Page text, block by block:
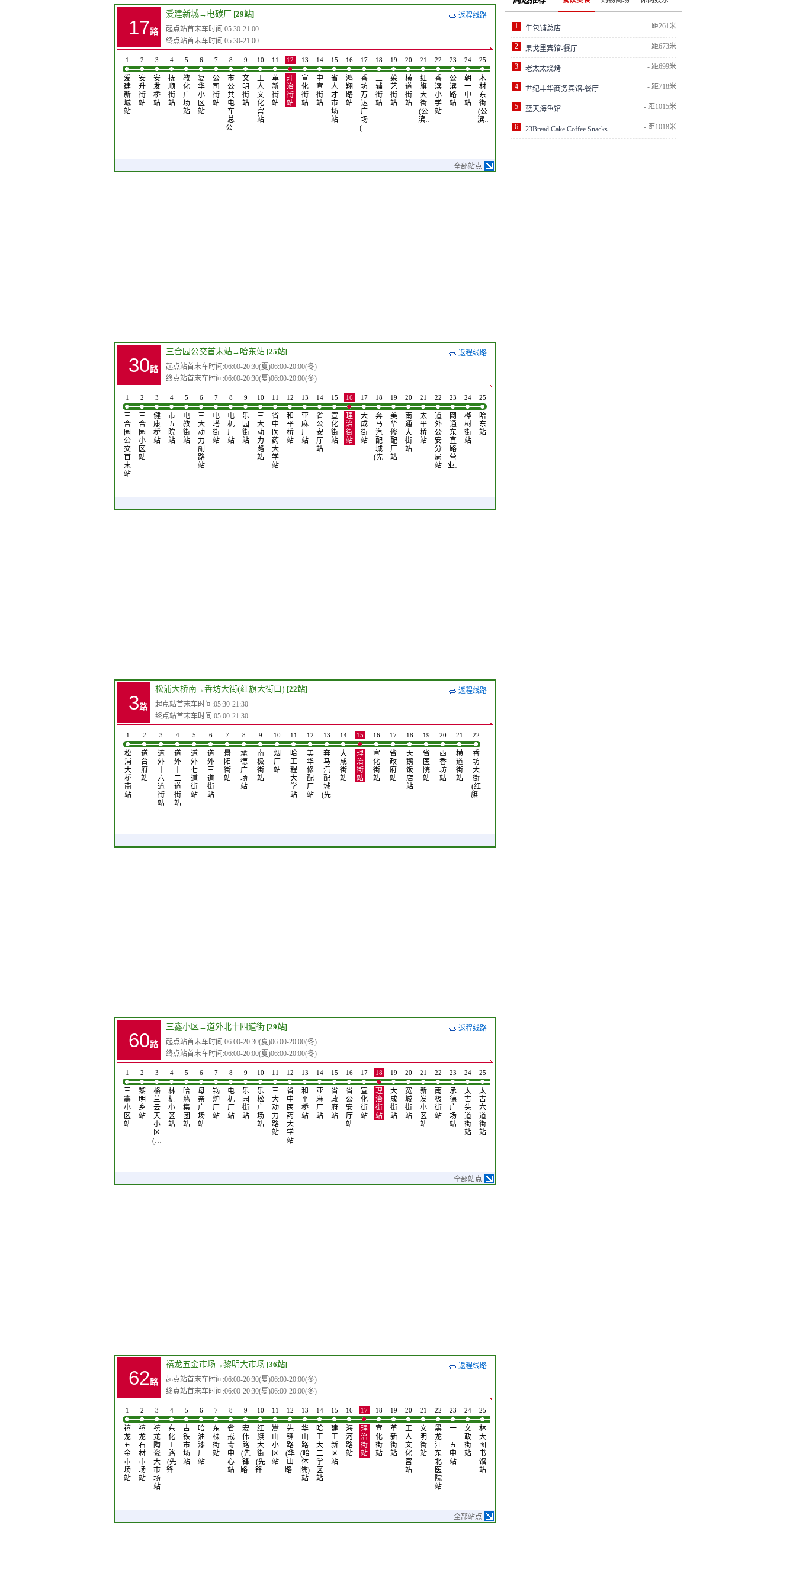
17路
爱建新城→ 电碳厂 [29站]
返程线路
起点站首末车时间:05:30-21:00
终点站首末车时间:05:30-21:00
1
爱
建
新
城
站
2
安
升
街
站
3
安
发
桥
站
4
抚
顺
街
站
5
教
化
广
场
站
6
复
华
小
区
站
7
公
司
街
站
8
市
公
共
电
车
总
公…
9
文
明
街
站
10
工
人
文
化
宫
站
11
革
新
街
站
12
理
治
街
站
13
宣
化
街
站
14
中
宣
街
站
15
省
人
才
市
场
站
16
鸿
翔
路
站
17
香
坊
万
达
广
场
(…
18
三
辅
街
站
19
菜
艺
街
站
20
横
道
街
站
21
红
旗
大
街
(公
滨…
22
香
滨
小
学
站
23
公
滨
路
站
24
朝
一
中
站
25
木
材
东
街
(公
滨…
27
金
融
院
站
28
二
水
站
29
电
碳
站
全部站点
30路
三合园公交首末站→ 哈东站 [25站]
返程线路
起点站首末车时间:06:00-20:30(夏)06:00-20:00(冬)
终点站首末车时间:06:00-20:30(夏)06:00-20:00(冬)
1
三
合
园
公
交
首
末
站
2
三
合
园
小
区
站
3
健
康
桥
站
4
市
五
院
站
5
电
教
街
站
6
三
大
动
力
副
路
站
7
电
塔
街
站
8
电
机
厂
站
9
乐
园
街
站
10
三
大
动
力
路
站
11
省
中
医
药
大
学
站
12
和
平
桥
站
13
亚
麻
厂
站
14
省
公
安
厅
站
15
宣
化
街
站
16
理
治
街
站
17
大
成
街
站
18
奔
马
汽
配
城
(先…
19
美
华
修
配
厂
站
20
南
通
大
街
站
21
太
平
桥
站
22
道
外
公
安
分
局
站
23
网
通
东
直
路
营
业…
24
桦
树
街
站
25
哈
东
站
3路
松浦大桥南→香坊大街(红旗大街口) [22站]
返程线路
起点站首末车时间:05:30-21:30
终点站首末车时间:05:00-21:30
1
松
浦
大
桥
南
站
2
道
台
府
站
3
道
外
十
六
道
街
站
4
道
外
十
二
道
街
站
5
道
外
七
道
街
站
6
道
外
三
道
街
站
7
景
阳
街
站
8
承
德
广
场
站
9
南
极
街
站
10
烟
厂
站
11
哈
工
程
大
学
站
12
美
华
修
配
厂
站
13
奔
马
汽
配
城
(先…
14
大
成
街
站
15
理
治
街
站
16
宣
化
街
站
17
省
政
府
站
18
天
鹅
饭
店
站
19
省
医
院
站
20
西
香
坊
站
21
横
道
街
站
22
香
坊
大
街
(红
旗…
60路
三鑫小区 →道外北十四道街 [29站]
返程线路
起点站首末车时间:06:00-20:30(夏)06:00-20:00(冬)
终点站首末车时间:06:00-20:00(夏)06:00-20:00(冬)
1
三
鑫
小
区
站
2
黎
明
乡
站
3
格
兰
云
天
小
区
(…
4
林
机
小
区
站
5
哈
慈
集
团
站
6
母
亲
广
场
站
7
锅
炉
厂
站
8
电
机
厂
站
9
乐
园
街
站
10
乐
松
广
场
站
11
三
大
动
力
路
站
12
省
中
医
药
大
学
站
13
和
平
桥
站
14
亚
麻
厂
站
15
省
政
府
站
16
省
公
安
厅
站
17
宣
化
街
站
18
理
治
街
站
19
大
成
街
站
20
宽
城
街
站
21
新
发
小
区
站
22
南
极
街
站
23
承
德
广
场
站
24
太
古
头
道
街
站
25
太
古
六
道
街
站
全部站点
62路
禧龙五金市场→黎明大市场 [36站]
返程线路
起点站首末车时间:06:00-20:30(夏)06:00-20:00(冬)
终点站首末车时间:06:00-20:30(夏)06:00-20:00(冬)
1
禧
龙
五
金
市
场
站
2
禧
龙
石
材
市
场
站
3
禧
龙
陶
瓷
大
市
场
站
4
东
化
工
路
(先
锋…
5
古
铁
市
场
站
6
哈
油
漆
厂
站
7
东
棵
街
站
8
省
戒
毒
中
心
站
9
宏
伟
路
(先
锋
路…
10
红
旗
大
街
(先
锋…
11
嵩
山
小
区
站
12
先
锋
路
(华
山
路…
13
华
山
路
(哈
体
院)
站
14
哈
工
大
二
学
区
站
15
建
工
新
区
站
16
海
河
路
站
17
理
治
街
站
18
宣
化
街
站
19
革
新
街
站
20
工
人
文
化
宫
站
21
文
明
街
站
22
黑
龙
江
东
北
医
院
站
23
一
二
五
中
站
24
文
政
街
站
25
林
大
图
书
馆
站
全部站点
1 牛包铺总店 - 距261米
2 果戈里宾馆-餐厅 - 距673米
3 老太太烧烤 - 距699米
4 世纪丰华商务宾馆-餐厅 - 距718米
5 蓝天海鱼馆 - 距1015米
6 23Bread Cake Coffee Snacks - 距1018米